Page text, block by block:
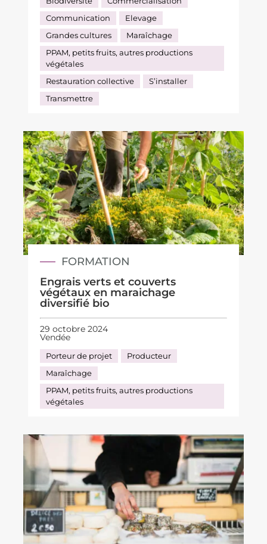
Communication
Elevage
Grandes cultures
Maraîchage
PPAM, petits fruits, autres productions
végétales
Restauration collective
S’installer
Transmettre
FORMATION
Engrais verts et couverts
végétaux en maraichage
diversifié bio
29 octobre 2024
Vendée
Porteur de projet
Producteur
Maraîchage
PPAM, petits fruits, autres productions
végétales